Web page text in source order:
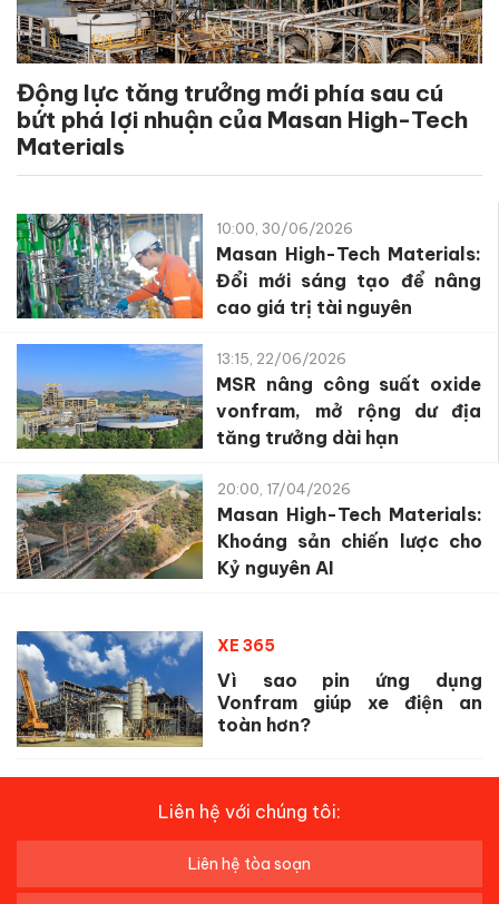
Động lực tăng trưởng mới phía sau cú
bứt phá lợi nhuận của Masan High-Tech
Materials
10:00, 30/06/2026
Masan High-Tech Materials:
Đổi mới sáng tạo để nâng
cao giá trị tài nguyên
13:15, 22/06/2026
MSR nâng công suất oxide
vonfram, mở rộng dư địa
tăng trưởng dài hạn
20:00, 17/04/2026
Masan High-Tech Materials:
Khoáng sản chiến lược cho
Kỷ nguyên AI
XE 365
Vì sao pin ứng dụng
Vonfram giúp xe điện an
toàn hơn?
Liên hệ với chúng tôi:
Liên hệ tòa soạn